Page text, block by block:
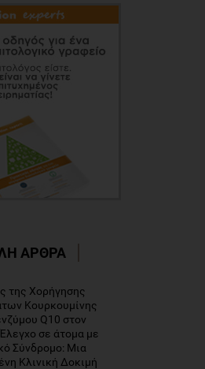
ΑΡΘΡΑ
της Χορήγησης
Κουρκουμίνης
Q10 στον
σε άτομα με
Σύνδρομο: Μια
Κλινική Δοκιμή